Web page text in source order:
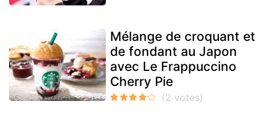
Mélange de croquant et
de fondant au Japon
avec Le Frappuccino
Cherry Pie